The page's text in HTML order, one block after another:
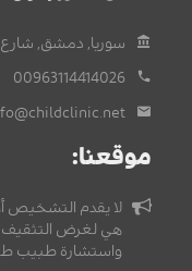
سوريا, دمشق,
00963114414026
موقعنا:
لا يقدم التشخيص
هي لغرض
واستشارة طبيب